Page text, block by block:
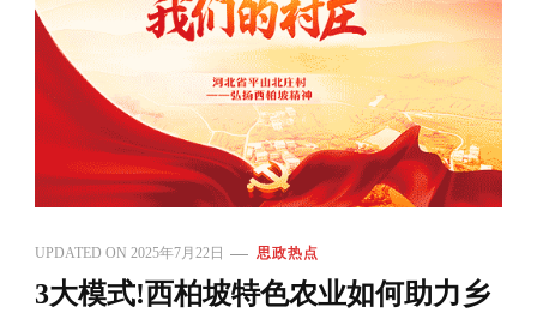
UPDATED ON 2025年7月22日 思政热点
3大模式!西柏坡特色农业如何助力乡